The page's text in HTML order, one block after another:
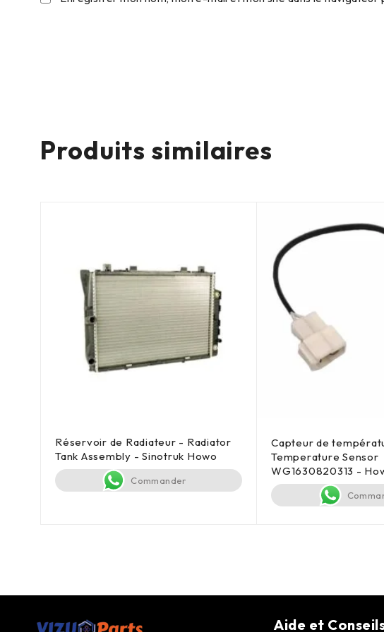
Produits similaires
Réservoir de Radiateur - Radiator
Tank Assembly - Sinotruk Howo
Commander
Capteur de
Temperature Sensor
WG1630820313 -
Aide et